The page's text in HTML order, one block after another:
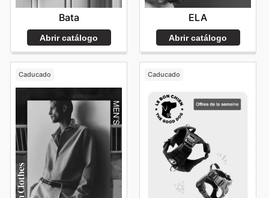
Bata
Abrir catálogo
ELA
Abrir catálogo
Caducado Caducado